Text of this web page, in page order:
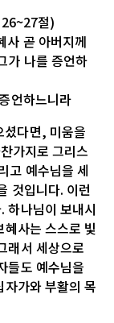
절)
사 곧 아버지께
가 나를 증언하
언하느니라
셨다면, 미움을
가지로 그리스
고 예수님을 세
것입니다. 이런
하나님이 보내시
사는 스스로 빛
래서 세상으로
들도 예수님을
가와 부활의 목